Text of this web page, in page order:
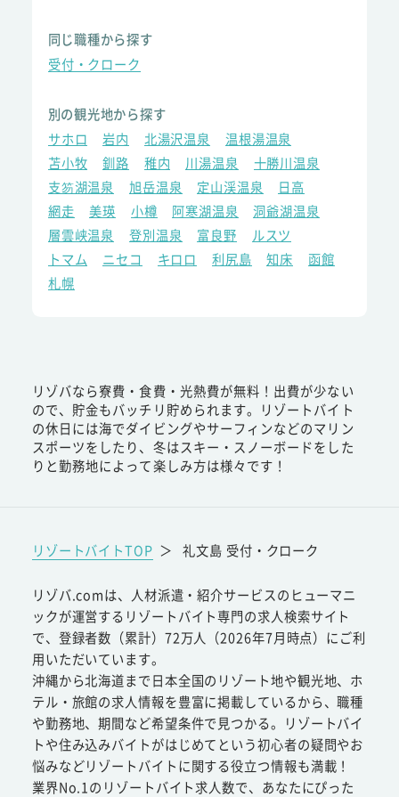
同じ職種から探す
受付・クローク
別の観光地から探す
サホロ
岩内 北湯沢温泉
温根湯温泉
苫小牧
釧路 稚内 川湯温泉
十勝川温泉
支笏湖温泉
旭岳温泉 定山渓温泉
日高
網走
美瑛 小樽 阿寒湖温泉
洞爺湖温泉
層雲峡温泉
登別温泉 富良野
ルスツ
トマム
ニセコ キロロ 利尻島 知床
函館
札幌
リゾバなら寮費・食費・光熱費が無料！出費が少ない
ので、貯金もバッチリ貯められます。リゾートバイト
の休日には海でダイビングやサーフィンなどのマリン
スポーツをしたり、冬はスキー・スノーボードをした
りと勤務地によって楽しみ方は様々です！
リゾートバイトTOP ＞ 礼文島 受付・クローク
リゾバ.comは、人材派遣・紹介サービスのヒューマニ
ックが運営するリゾートバイト専門の求人検索サイト
で、登録者数（累計）72万人（2026年7月時点）にご利
用いただいています。
沖縄から北海道まで日本全国のリゾート地や観光地、ホ
テル・旅館の求人情報を豊富に掲載しているから、職種
や勤務地、期間など希望条件で見つかる。リゾートバイ
トや住み込みバイトがはじめてという初心者の疑問やお
悩みなどリゾートバイトに関する役立つ情報も満載！
業界No.1のリゾートバイト求人数で、あなたにぴった